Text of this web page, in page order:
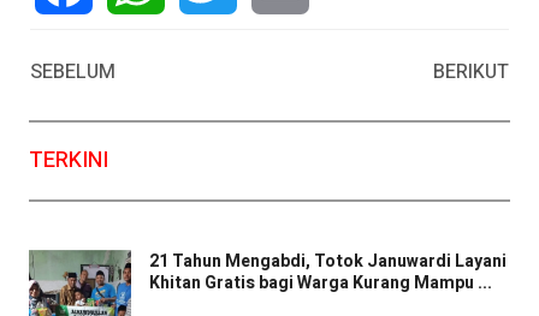
SEBELUM
BERIKUT
TERKINI
21 Tahun Mengabdi, Totok Januwardi Layani
Khitan Gratis bagi Warga Kurang Mampu ...